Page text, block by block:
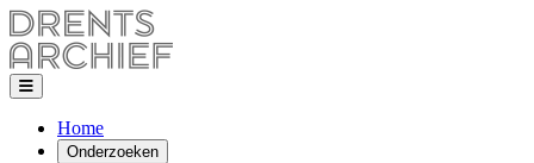
Home
Onderzoeken